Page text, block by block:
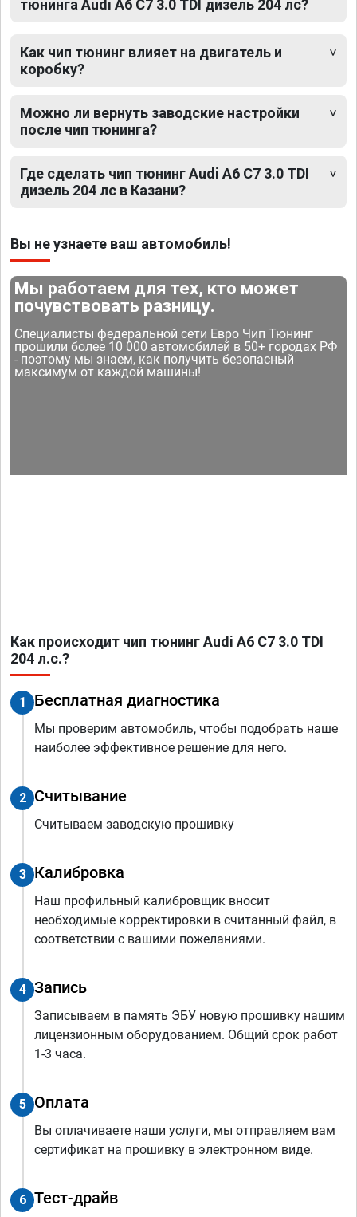
тюнинга Audi A6 C7 3.0 TDI дизель 204 лс?
Как чип тюнинг влияет на двигатель и
коробку?
Можно ли вернуть заводские настройки
после чип тюнинга?
Где сделать чип тюнинг Audi A6 C7 3.0 TDI
дизель 204 лс в Казани?
Вы не узнаете ваш автомобиль!
Мы работаем для тех, кто может
почувствовать разницу.
Специалисты федеральной сети Евро Чип Тюнинг
прошили более 10 000 автомобилей в 50+ городах РФ
- поэтому мы знаем, как получить безопасный
максимум от каждой машины!
Как происходит чип тюнинг Audi A6 C7 3.0 TDI
204 л.с.?
1 Бесплатная диагностика
Мы проверим автомобиль, чтобы подобрать наше
наиболее эффективное решение для него.
2 Считывание
Считываем заводскую прошивку
3 Калибровка
Наш профильный калибровщик вносит
необходимые корректировки в считанный файл, в
соответствии с вашими пожеланиями.
4 Запись
Записываем в память ЭБУ новую прошивку нашим
лицензионным оборудованием. Общий срок работ
1-3 часа.
5 Оплата
Вы оплачиваете наши услуги, мы отправляем вам
сертификат на прошивку в электронном виде.
6 Тест-драйв